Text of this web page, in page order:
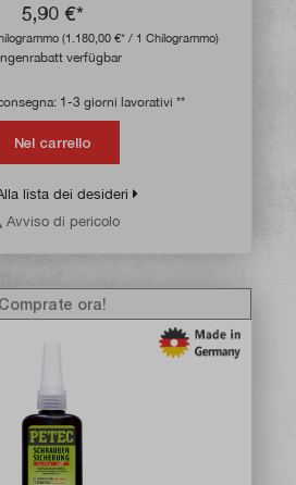
5,90 €*
(1.180,00 €* / 1 Chilogrammo)
verfügbar
1-3 giorni lavorativi **
Nel carrello
lista dei desideri
Avviso di pericolo
Comprate ora!